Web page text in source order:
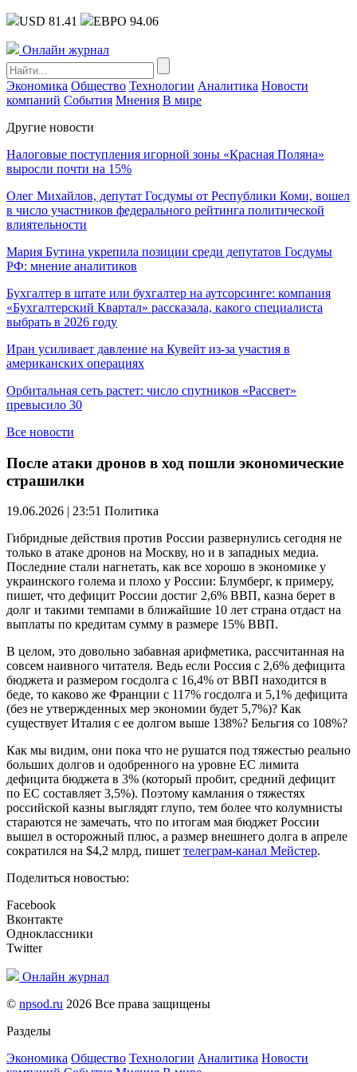
USD 81.41 ЕВРО 94.06
Онлайн журнал
Экономика Общество Технологии Аналитика Новости
компаний События Мнения В мире
Другие новости
Налоговые поступления игорной зоны «Красная Поляна»
выросли почти на 15%
Олег Михайлов, депутат Госдумы от Республики Коми, вошел
в число участников федерального рейтинга политической
влиятельности
Мария Бутина укрепила позиции среди депутатов Госдумы
РФ: мнение аналитиков
Бухгалтер в штате или бухгалтер на аутсорсинге: компания
«Бухгалтерский Квартал» рассказала, какого специалиста
выбрать в 2026 году
Иран усиливает давление на Кувейт из-за участия в
американских операциях
Орбитальная сеть растет: число спутников «Рассвет»
превысило 30
Все новости
После атаки дронов в ход пошли экономические
страшилки
19.06.2026 | 23:51 Политика
Гибридные действия против России развернулись сегодня не
только в атаке дронов на Москву, но и в западных медиа.
Последние стали нагнетать, как все хорошо в экономике у
украинского голема и плохо у России: Блумберг, к примеру,
пишет, что дефицит России достиг 2,6% ВВП, казна берет в
долг и такими темпами в ближайшие 10 лет страна отдаст на
выплаты по кредитам сумму в размере 15% ВВП.
В целом, это довольно забавная арифметика, рассчитанная на
совсем наивного читателя. Ведь если Россия с 2,6% дефицита
бюджета и размером госдолга с 16,4% от ВВП находится в
беде, то каково же Франции с 117% госдолга и 5,1% дефицита
(без не утвержденных мер экономии будет 5,7%)? Как
существует Италия с ее долгом выше 138%? Бельгия со 108%?
Как мы видим, они пока что не рушатся под тяжестью реально
больших долгов и одобренного на уровне ЕС лимита
дефицита бюджета в 3% (который пробит, средний дефицит
по ЕС составляет 3,5%). Поэтому камлания о тяжестях
российской казны выглядят глупо, тем более что колумнисты
стараются не замечать, что по итогам мая бюджет России
вышел в осторожный плюс, а размер внешнего долга в апреле
сократился на $4,2 млрд, пишет телеграм-канал Мейстер.
Поделиться новостью:
Facebook
Вконтакте
Одноклассники
Twitter
Онлайн журнал
© npsod.ru 2026 Все права защищены
Разделы
Экономика Общество Технологии Аналитика Новости